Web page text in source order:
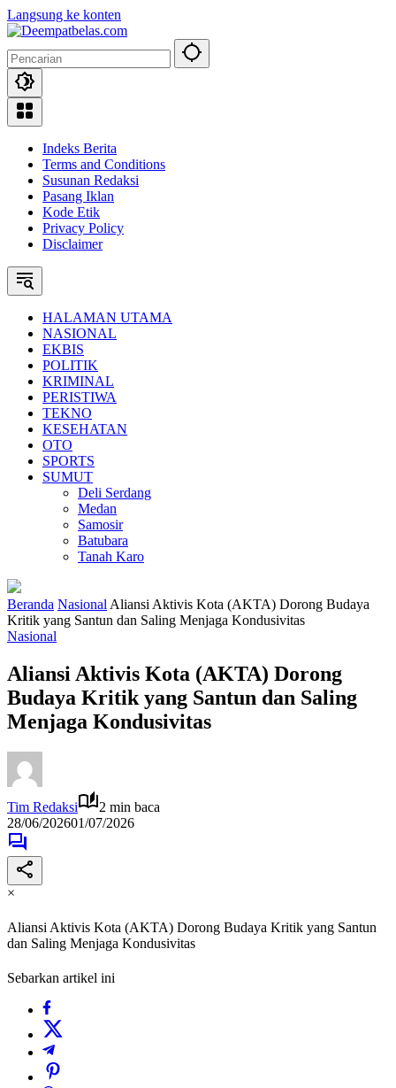
Langsung ke konten
Indeks Berita
Terms and Conditions
Susunan Redaksi
Pasang Iklan
Kode Etik
Privacy Policy
Disclaimer
HALAMAN UTAMA
NASIONAL
EKBIS
POLITIK
KRIMINAL
PERISTIWA
TEKNO
KESEHATAN
OTO
SPORTS
SUMUT
Deli Serdang
Medan
Samosir
Batubara
Tanah Karo
Beranda Nasional Aliansi Aktivis Kota (AKTA) Dorong Budaya
Kritik yang Santun dan Saling Menjaga Kondusivitas
Nasional
Aliansi Aktivis Kota (AKTA) Dorong
Budaya Kritik yang Santun dan Saling
Menjaga Kondusivitas
Tim Redaksi
2 min baca
28/06/202601/07/2026
×
Aliansi Aktivis Kota (AKTA) Dorong Budaya Kritik yang Santun
dan Saling Menjaga Kondusivitas
Sebarkan artikel ini